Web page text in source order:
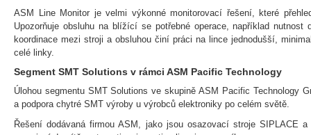
ASM Line Monitor je velmi výkonné monitorovací řešení, které
Upozorňuje obsluhu na blížící se potřebné operace, například nutnost
koordinace mezi stroji a obsluhou činí práci na lince jednodušší,
celé linky.
Segment SMT Solutions v rámci ASM Pacific Technology
Úlohou segmentu SMT Solutions ve skupině ASM Pacific Technology
a podpora chytré SMT výroby u výrobců elektroniky po celém světě.
Řešení dodávaná firmou ASM, jako jsou osazovací stroje SIPLACE